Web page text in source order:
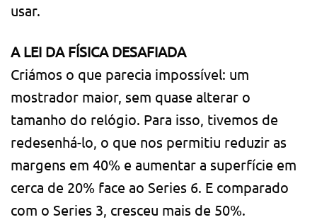
usar.
A LEI DA FÍSICA DESAFIADA
Criámos o que parecia impossível: um
mostrador maior, sem quase alterar o
tamanho do relógio. Para isso, tivemos de
redesenhá-lo, o que nos permitiu reduzir as
margens em 40% e aumentar a superfície em
cerca de 20% face ao Series 6. E comparado
com o Series 3, cresceu mais de 50%.